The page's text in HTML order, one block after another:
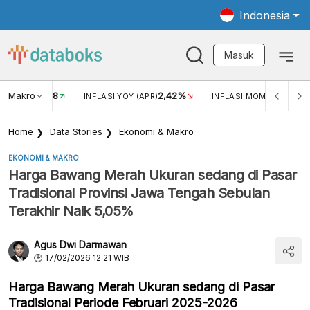
Indonesia
Masuk
Makro
USD/IDR 18 INFLASI YOY (APR)2,42% INFLASI MOM (APR)
Home Data Stories Ekonomi & Makro
EKONOMI & MAKRO
Harga Bawang Merah Ukuran sedang di Pasar
Tradisional Provinsi Jawa Tengah Sebulan
Terakhir Naik 5,05%
Agus Dwi Darmawan
17/02/2026 12:21 WIB
Harga Bawang Merah Ukuran sedang di Pasar
Tradisional Periode Februari 2025-2026